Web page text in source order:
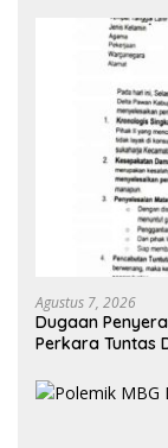
Agustus 7, 2026
Dugaan
Perkara Tuntas